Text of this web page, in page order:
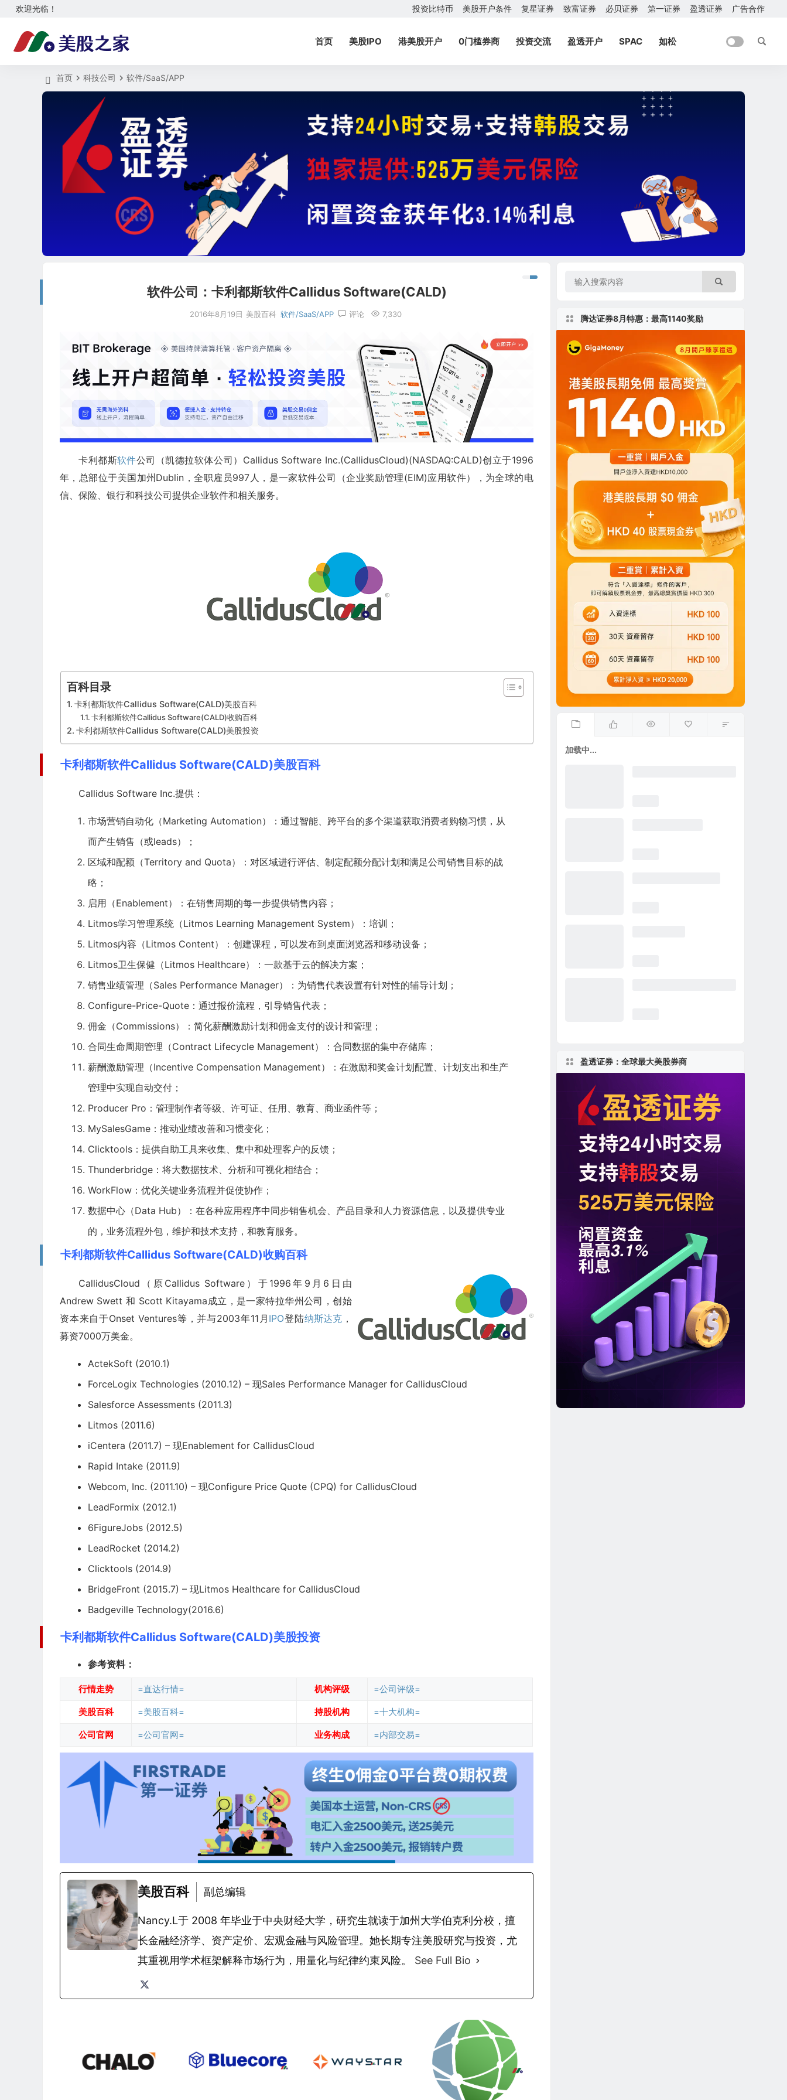
欢迎光临！ 投资比特币 美股开户条件 复星证券 致富证券 必贝证券 第一证券 盈透证券 广告合作
首页 美股IPO 港美股开户 0门槛券商 投资交流 盈透开户 SPAC 如松
首页 科技公司 软件/SaaS/APP
软件公司：卡利都斯软件Callidus Software(CALD)
2016年8月19日 美股百科 软件/SaaS/APP 评论 7,330
卡利都斯软件公司（凯德拉软体公司）Callidus Software Inc.(CallidusCloud)(NASDAQ:CALD)创立于1996
年，总部位于美国加州Dublin，全职雇员997人，是一家软件公司（企业奖励管理(EIM)应用软件），为全球的电
信、保险、银行和科技公司提供企业软件和相关服务。
百科目录
卡利都斯软件Callidus Software(CALD)美股百科
卡利都斯软件Callidus Software(CALD)收购百科
卡利都斯软件Callidus Software(CALD)美股投资
卡利都斯软件Callidus Software(CALD)美股百科
Callidus Software Inc.提供：
市场营销自动化（Marketing Automation）：通过智能、跨平台的多个渠道获取消费者购物习惯，从
而产生销售（或leads）；
区域和配额（Territory and Quota）：对区域进行评估、制定配额分配计划和满足公司销售目标的战
略；
启用（Enablement）：在销售周期的每一步提供销售内容；
Litmos学习管理系统（Litmos Learning Management System）：培训；
Litmos内容（Litmos Content）：创建课程，可以发布到桌面浏览器和移动设备；
Litmos卫生保健（Litmos Healthcare）：一款基于云的解决方案；
销售业绩管理（Sales Performance Manager）：为销售代表设置有针对性的辅导计划；
Configure-Price-Quote：通过报价流程，引导销售代表；
佣金（Commissions）：简化薪酬激励计划和佣金支付的设计和管理；
合同生命周期管理（Contract Lifecycle Management）：合同数据的集中存储库；
薪酬激励管理（Incentive Compensation Management）：在激励和奖金计划配置、计划支出和生产
管理中实现自动交付；
Producer Pro：管理制作者等级、许可证、任用、 教育 、商业函件等；
MySalesGame：推动业绩改善和习惯变化；
Clicktools：提供自助工具来收集、集中和处理客户的反馈；
Thunderbridge：将大数据技术、分析和可视化相结合；
WorkFlow：优化关键业务流程并促使协作；
数据中心 （Data Hub）：在各种应用程序中同步销售机会、产品目录和人力资源信息，以及提供专业
的，业务流程外包，维护和技术支持，和教育服务。
卡利都斯软件Callidus Software(CALD)收购百科
CallidusCloud（原Callidus Software）于1996年9月6日由
Andrew Swett 和 Scott Kitayama成立，是一家特拉华州公司，创始
资本来自于Onset Ventures等，并与2003年11月 IPO登陆纳斯达克，
募资7000万美金。
ActekSoft (2010.1)
ForceLogix Technologies (2010.12) – 现Sales Performance Manager for CallidusCloud
Salesforce Assessments (2011.3)
Litmos (2011.6)
iCentera (2011.7) – 现Enablement for CallidusCloud
Rapid Intake (2011.9)
Webcom, Inc. (2011.10) – 现Configure Price Quote (CPQ) for CallidusCloud
LeadFormix (2012.1)
6FigureJobs (2012.5)
LeadRocket (2014.2)
Clicktools (2014.9)
BridgeFront (2015.7) – 现Litmos Healthcare for CallidusCloud
Badgeville Technology(2016.6)
卡利都斯软件Callidus Software(CALD)美股投资
参考资料：
行情走势 =直达行情= 机构评级 =公司评级=
美股百科 =美股百科= 持股机构 =十大机构=
公司官网 =公司官网= 业务构成 =内部交易=
美股百科 副总编辑
Nancy.L于 2008 年毕业于中央财经大学，研究生就读于加州大学伯克利分校，擅
长金融经济学、资产定价、宏观金融与风险管理。她长期专注美股研究与投资，尤
其重视用学术框架解释市场行为，用量化与纪律约束风险。 See Full Bio
腾达证券8月特惠：最高1140奖励
加载中...
盈透证券：全球最大美股券商